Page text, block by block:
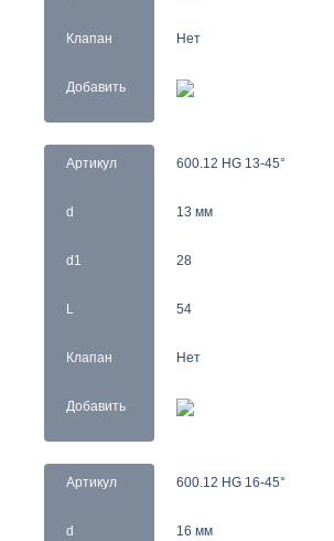
Клапан
Добавить
Нет
Артикул
d
d1
L
Клапан
Добавить
600.12 HG 13-45°
13 мм
28
54
Нет
Артикул
d
600.12 HG 16-45°
16 мм